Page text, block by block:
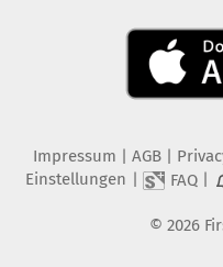
Impressum AGB
Einstellungen
FAQ|
© 2026